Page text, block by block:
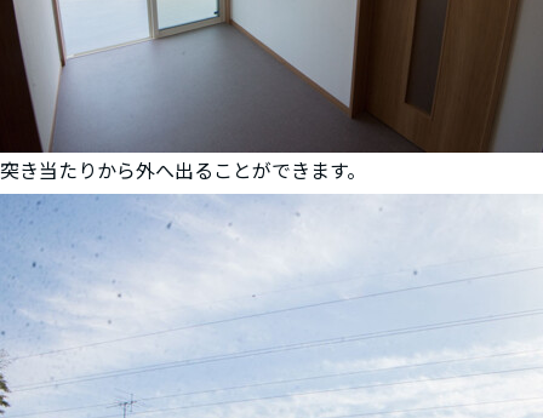
突き当たりから外へ出ることができます。